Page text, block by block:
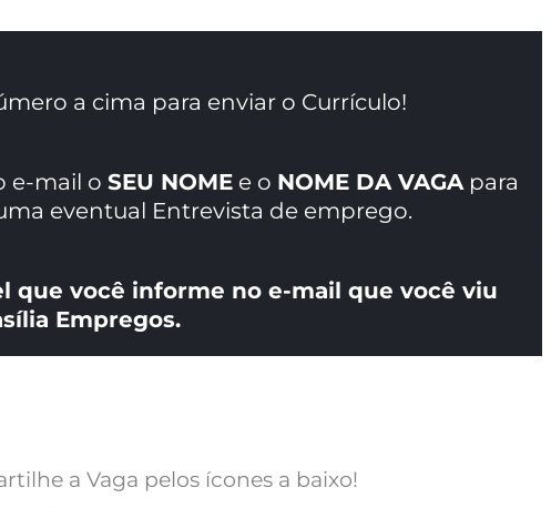
a cima para enviar o Currículo!
e-mail oSEU NOME e o NOME DA VAGA para
eventual Entrevista de emprego.
que você informe no e-mail que você viu
Empregos.
a Vaga pelos ícones a baixo!